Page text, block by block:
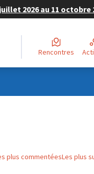
2026 au 11 octobre
Rencontres
plus commentéesLes plus